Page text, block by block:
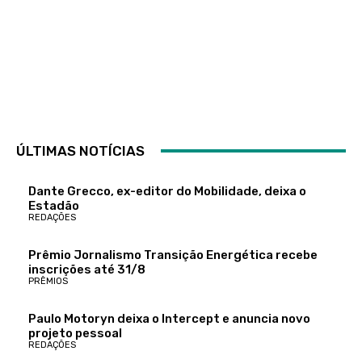
ÚLTIMAS NOTÍCIAS
Dante Grecco, ex-editor do Mobilidade, deixa o
Estadão
REDAÇÕES
Prêmio Jornalismo Transição Energética recebe
inscrições até 31/8
PRÊMIOS
Paulo Motoryn deixa o Intercept e anuncia novo
projeto pessoal
REDAÇÕES